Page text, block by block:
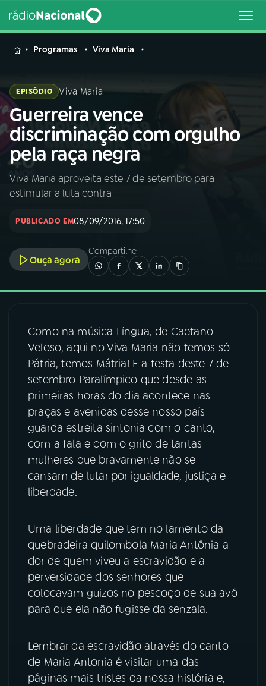
MENU
Buscar
na
Rádio
Nacional
Buscar
AO VIVO
INÍCIO
A RÁDIO
03PROGRAMAÇÃO
04PROGRAMAS
PODCASTS
06VIDEOCASTS
08FESTIVAL DE MÚSICA
ACOMPANHE A RÁDIO NACIONAL
YouTube Facebook
TikTok
Programas Viva Maria
EPISÓDIO Viva Maria
Guerreira vence
discriminação com orgulho
pela raça negra
Viva Maria aproveita este 7 de setembro para
estimular a luta contra
PUBLICADO EM08/09/2016, 17:50
Ouça agora
Compartilhe
Como na música Língua, de Caetano
Veloso, aqui no Viva Maria não temos só
Pátria, temos Mátria! E a festa deste 7 de
setembro Paralímpico que desde as
primeiras horas do dia acontece nas
praças e avenidas desse nosso país
guarda estreita sintonia com o canto,
com a fala e com o grito de tantas
mulheres que bravamente não se
cansam de lutar por igualdade, justiça e
liberdade.
Uma liberdade que tem no lamento da
quebradeira quilombola Maria Antônia a
dor de quem viveu a escravidão e a
perversidade dos senhores que
colocavam guizos no pescoço de sua avó
para que ela não fugisse da senzala.
Lembrar da escravidão através do canto
de Maria Antonia é visitar uma das
páginas mais tristes da nossa história e,